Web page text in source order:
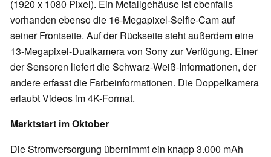
(1920 x 1080 Pixel). Ein Metallgehäuse ist ebenfalls
vorhanden ebenso die 16-Megapixel-Selfie-Cam auf
seiner Frontseite. Auf der Rückseite steht außerdem eine
13-Megapixel-Dualkamera von Sony zur Verfügung. Einer
der Sensoren liefert die Schwarz-Weiß-Informationen, der
andere erfasst die Farbeinformationen. Die Doppelkamera
erlaubt Videos im 4K-Format.
Marktstart im Oktober
Die Stromversorgung übernimmt ein knapp 3.000 mAh